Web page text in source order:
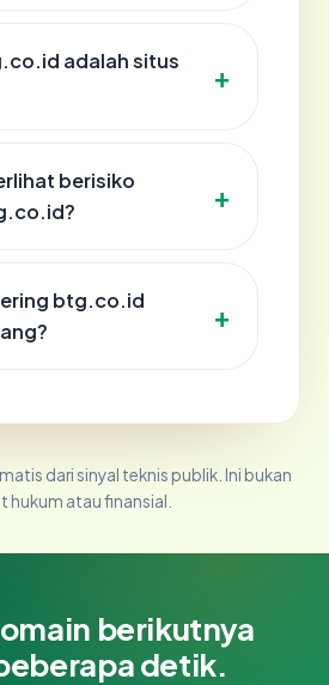
adalah situs
berisiko
btg.co.id
dari sinyal teknis publik. Ini bukan
hukum atau finansial.
berikutnya
detik.